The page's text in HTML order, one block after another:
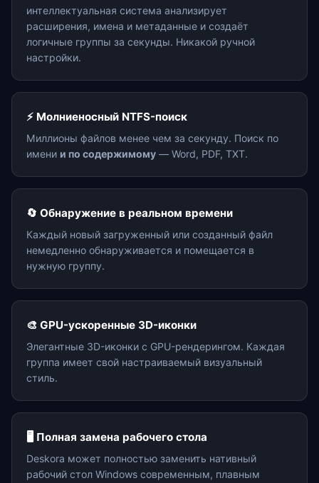
интеллектуальная система анализирует
расширения, имена и метаданные и создаёт
логичные группы за секунды. Никакой ручной
настройки.
⚡ Молниеносный NTFS-поиск
Миллионы файлов менее чем за секунду. Поиск по
имени и по содержимому — Word, PDF, TXT.
🔄 Обнаружение в реальном времени
Каждый новый загруженный или созданный файл
немедленно обнаруживается и помещается в
нужную группу.
🎨 GPU-ускоренные 3D-иконки
Элегантные 3D-иконки с GPU-рендерингом. Каждая
группа имеет свой настраиваемый визуальный
стиль.
🖥️ Полная замена рабочего стола
Deskora может полностью заменить нативный
рабочий стол Windows современным, плавным